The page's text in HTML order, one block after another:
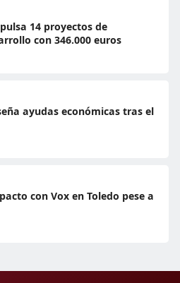
14 proyectos de
con 346.000 euros
ayudas económicas tras el
con Vox en Toledo pese a